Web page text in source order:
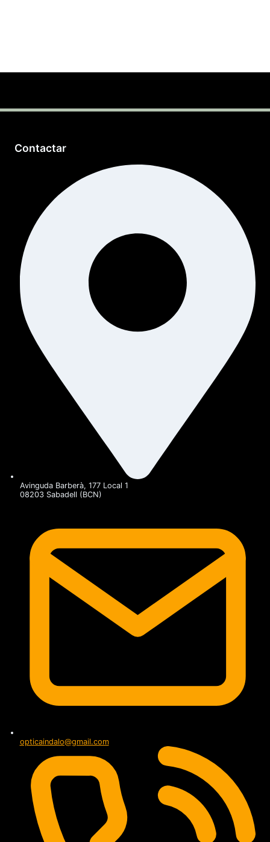
Contactar
Avinguda Barberà, 177 Local 1
08203 Sabadell (BCN)
opticaindalo@gmail.com